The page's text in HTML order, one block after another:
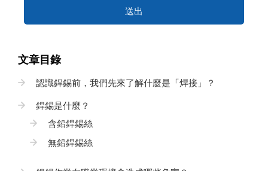
送出
文章目錄
認識銲錫前，我們先來了解什麼是「焊接」？
銲錫是什麼？
含鉛銲錫絲
無鉛銲錫絲